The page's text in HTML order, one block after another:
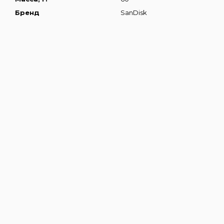
Бренд
SanDisk